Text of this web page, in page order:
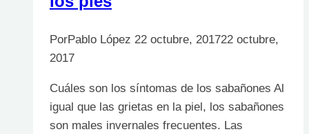
PorPablo López 22 octubre, 201722 octubre,
2017
Cuáles son los síntomas de los sabañones Al
igual que las grietas en la piel, los sabañones
son males invernales frecuentes. Las